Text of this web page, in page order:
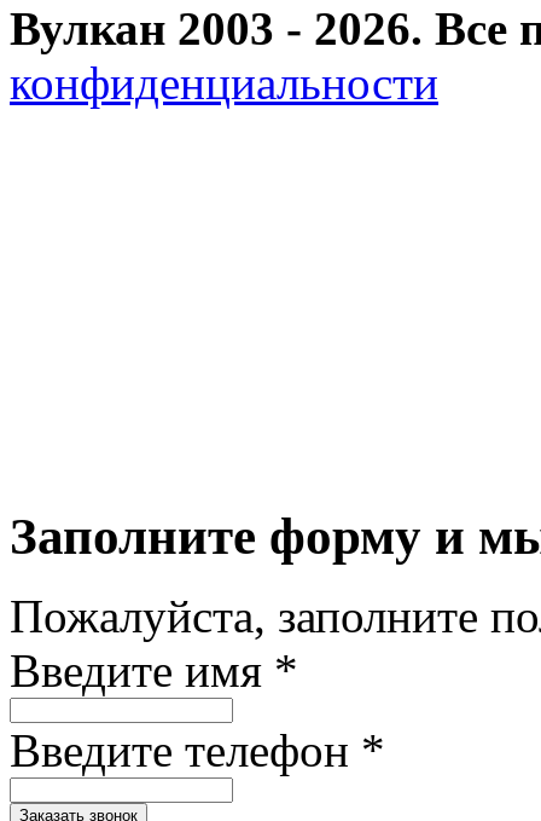
Вулкан 2003 - 2026.
конфиденциальности
Заполните форму и
Пожалуйста, заполните
Введите имя *
Введите телефон *